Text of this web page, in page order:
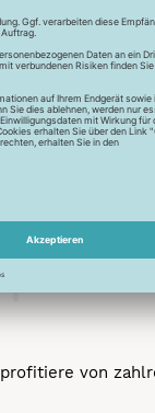
info
von